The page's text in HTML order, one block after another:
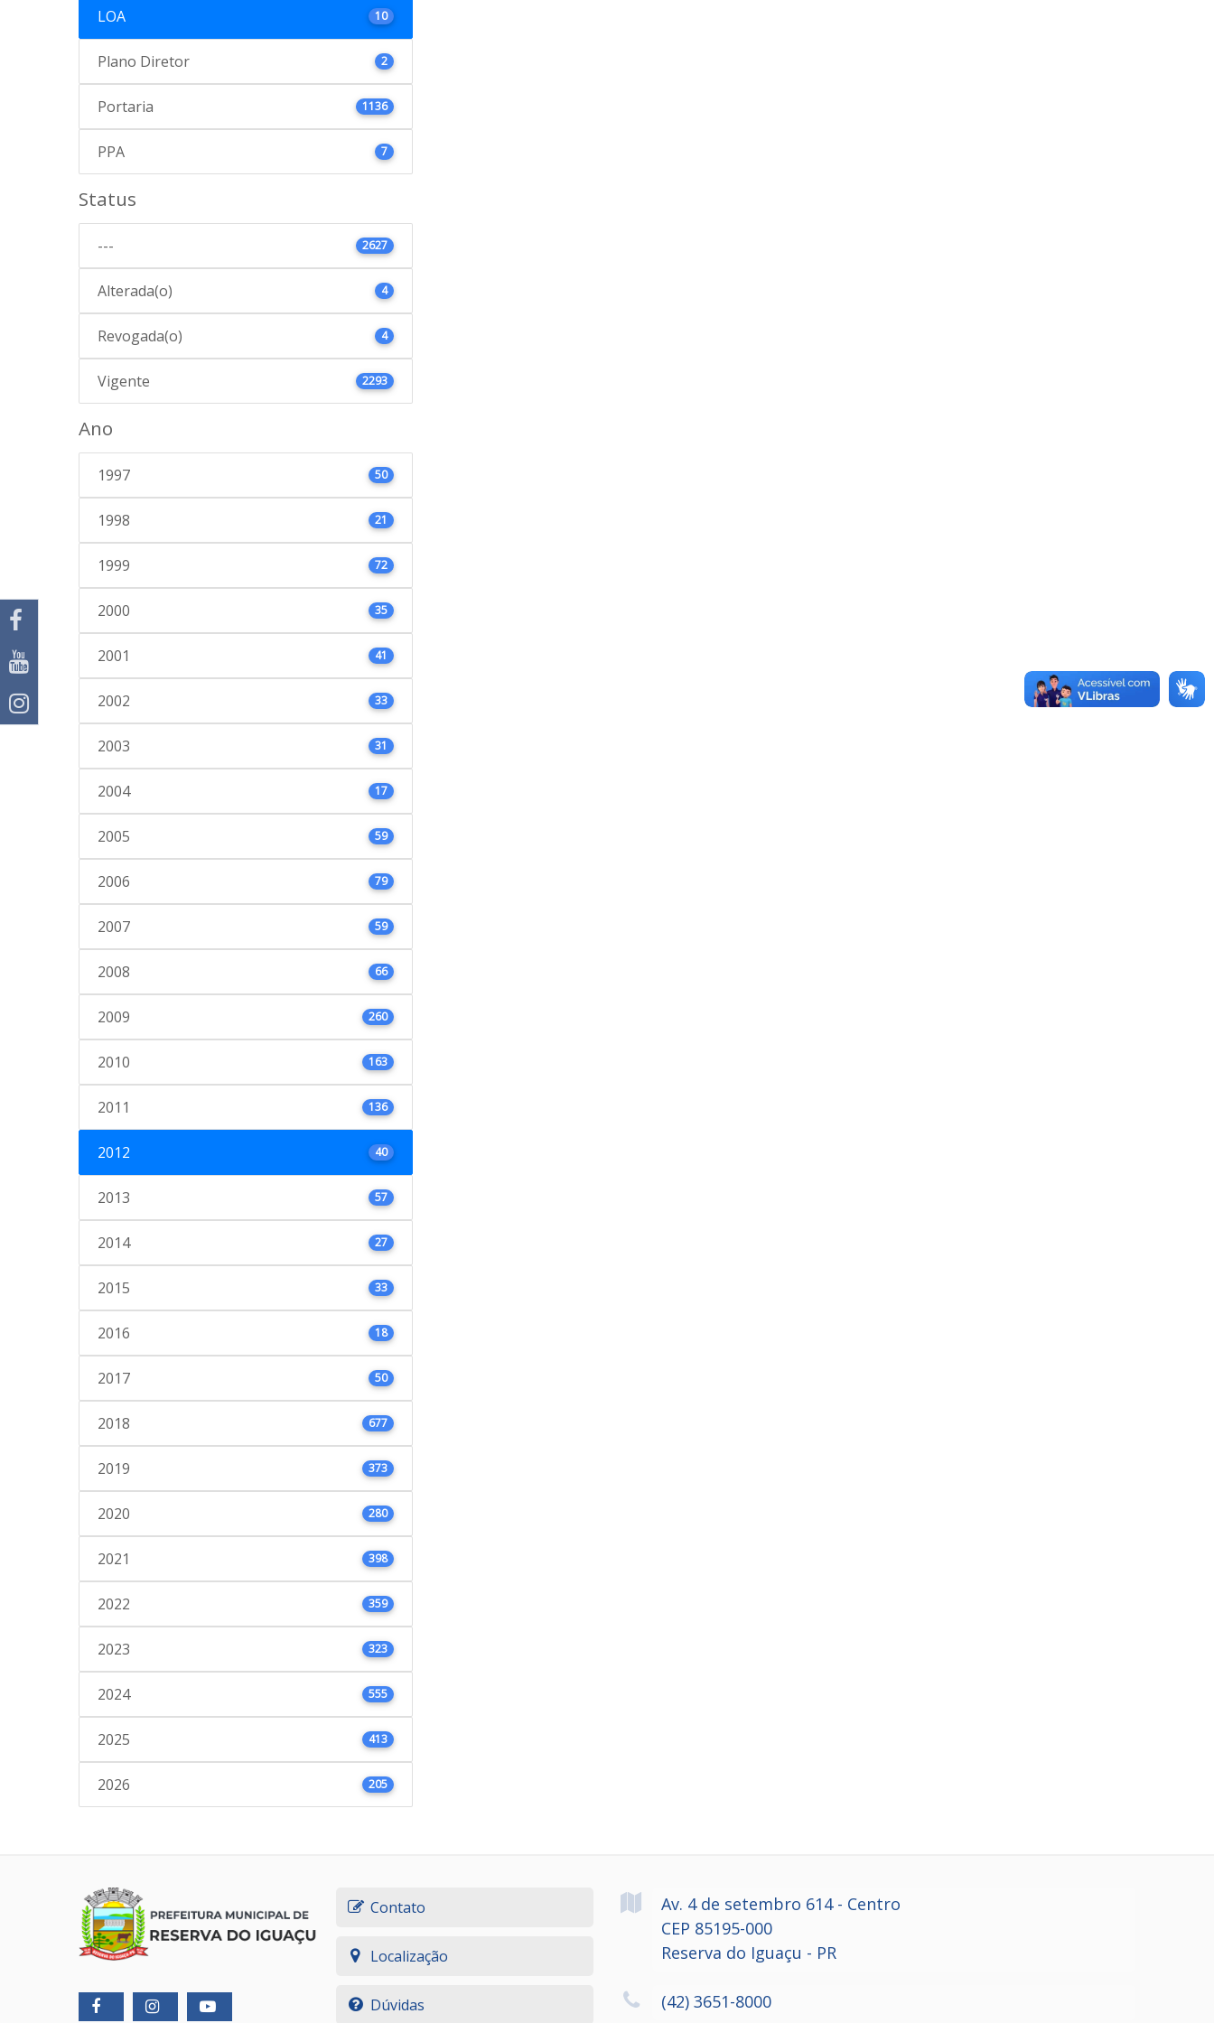
LOA 10
Plano Diretor 2
Portaria 1136
PPA 7
Status
--- 2627
Alterada(o) 4
Revogada(o) 4
Vigente 2293
Ano
1997 50
1998 21
1999 72
2000 35
2001 41
2002 33
2003 31
2004 17
2005 59
2006 79
2007 59
2008 66
2009 260
2010 163
2011 136
2012 40
2013 57
2014 27
2015 33
2016 18
2017 50
2018 677
2019 373
2020 280
2021 398
2022 359
2023 323
2024 555
2025 413
2026 205
Contato
Localização
Dúvidas
Av. 4 de setembro 614 - Centro
CEP 85195-000
Reserva do Iguaçu - PR
(42) 3651-8000